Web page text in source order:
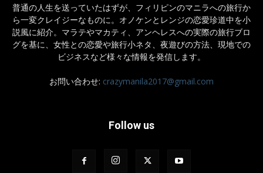
普通の人生を送っていたはずが、フィリピンのマニラへの旅行か
ら一変クレイジーなものに。オノケンとレンジの恋愛珍道中を小
説風に紹介。マラテやマカティ、アンヘレスへの実際の旅行ブロ
グを基に、女性との恋愛や旅行小ネタ、夜遊びの方法、現地での
ビジネスなど様々な情報を発信します。
お問い合わせ: crazymanila2017@gmail.com
Follow us